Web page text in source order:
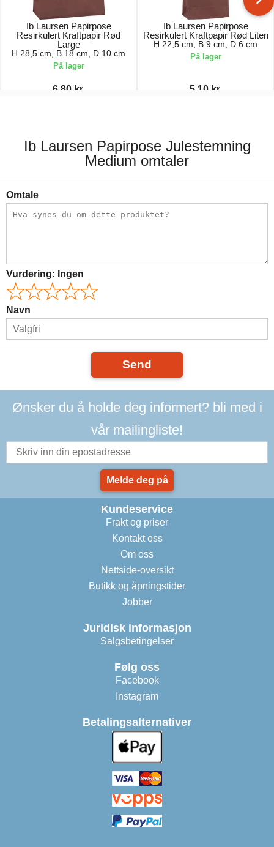
Ib Laursen Papirpose
Resirkulert Kraftpapir Rød
Large
H 28,5 cm, B 18 cm, D 10 cm
På lager
6,80 kr.
Ib Laursen Papirpose
Resirkulert Kraftpapir Rød Liten
H 22,5 cm, B 9 cm, D 6 cm
På lager
5,10 kr.
Ib Laursen Papirpose Julestemning
Medium omtaler
Omtale
Vurdering: Ingen
Navn
Send
Ønsker du å holde deg informert? bli med i
vår mailingliste!
Melde deg på
Kundeservice
Frakt og priser
Kontakt oss
Om oss
Nettside-oversikt
Butikk og åpningstider
Jobber
Juridisk informasjon
Salgsbetingelser
Følg oss
Facebook
Instagram
Betalingsalternativer